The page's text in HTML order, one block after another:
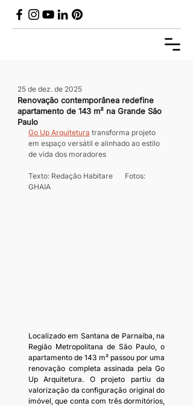
Renovação contemporânea redefine
apartamento de 143 m² na Grande São
Paulo
25 de dez. de 2025
Go Up Arquitetura transforma projeto
em espaço versátil e alinhado ao estilo
Texto: Redação Habitare	Fotos:
GHAIA
Localizado em Santana de Parnaíba, na
Região Metropolitana de São Paulo, o
apartamento de 143 m² passou por uma
renovação completa assinada pela Go
Up Arquitetura. O projeto partiu da
valorização da configuração original do
imóvel, que conta com três dormitórios,